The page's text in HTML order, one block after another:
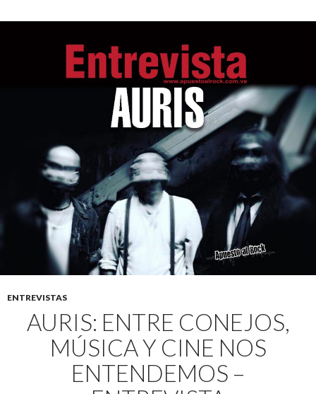
ENTREVISTAS
AURIS: ENTRE CONEJOS,
MÚSICA Y CINE NOS
ENTENDEMOS –